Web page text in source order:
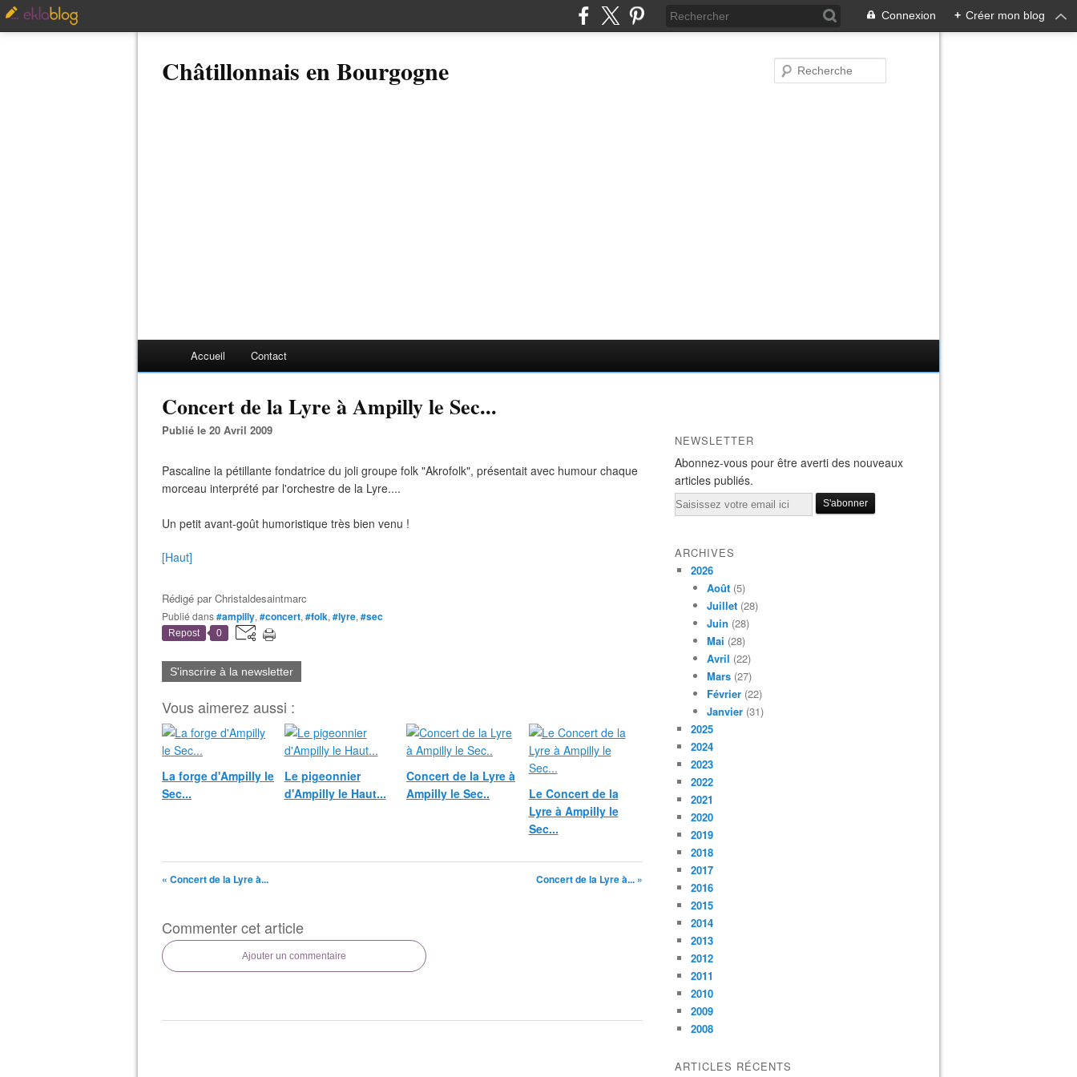
Connexion + Créer mon blog
Châtillonnais en Bourgogne
Accueil Contact
Concert de la Lyre à Ampilly le Sec...
Publié le 20 Avril 2009
Pascaline la pétillante fondatrice du joli groupe folk "Akrofolk", présentait avec humour chaque
morceau interprété par l'orchestre de la Lyre....
Un petit avant-goût humoristique très bien venu !
[Haut]
Rédigé parChristaldesaintmarc
Publié dans#ampilly, #concert, #folk, #lyre, #sec
Repost 0
S'inscrire à la newsletter
Vous aimerez aussi :
La forge d'Ampilly le
Sec...
Le pigeonnier
d'Ampilly le Haut...
Concert de la Lyre à
Ampilly le Sec..
Le Concert de la
Lyre à Ampilly le
Sec...
« Concert de la Lyre à... Concert de la Lyre à... »
Commenter cet article
Ajouter un commentaire
NEWSLETTER
Abonnez-vous pour être averti des nouveaux
articles publiés.
Email
ARCHIVES
2026
Août (5)
Juillet (28)
Juin (28)
Mai (28)
Avril (22)
Mars (27)
Février (22)
Janvier (31)
2025
2024
2023
2022
2021
2020
2019
2018
2017
2016
2015
2014
2013
2012
2011
2010
2009
2008
ARTICLES RÉCENTS